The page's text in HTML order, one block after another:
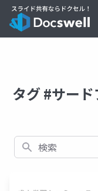
タグ #サー
検索